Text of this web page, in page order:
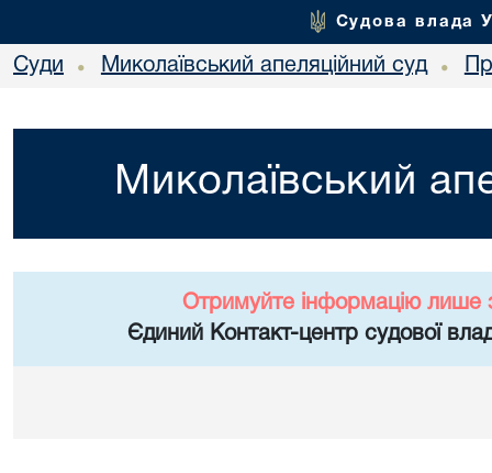
Судова влада
Суди • Миколаївський апеляційний суд •
Миколаївський
Отримуйте інформацію лише
Єдиний Контакт-центр судової